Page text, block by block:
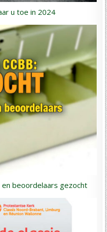
u toe in 2024
en beoordelaars gezocht